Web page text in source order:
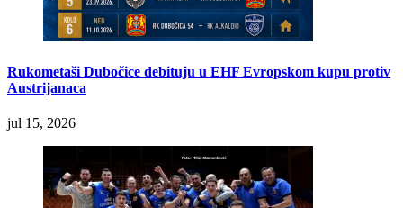
Rukometaši Dubočice debituju u EHF Evropskom kupu protiv
Austrijanaca
jul 15, 2026